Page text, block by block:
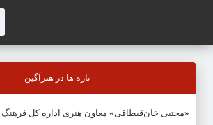
تازه ها در هنرآگین
«مجتبی خان‌قیطاقی» معاون هنری اداره کل فرهنگ